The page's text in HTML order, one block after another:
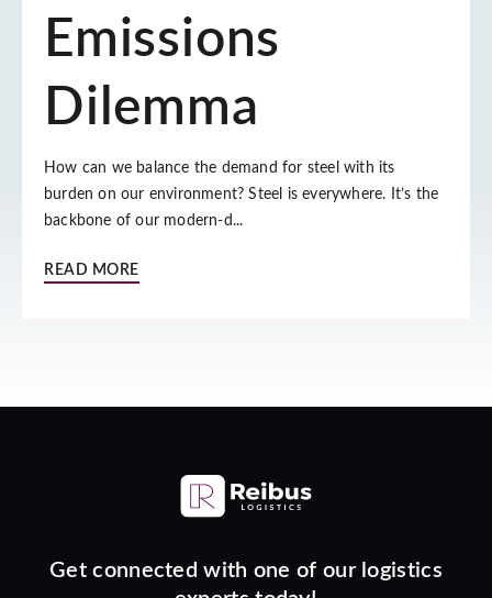
Emissions
Dilemma
How can we balance the demand for steel with its
burden on our environment? Steel is everywhere. It’s the
backbone of our modern-d...
READ MORE
Get connected with one of our logistics